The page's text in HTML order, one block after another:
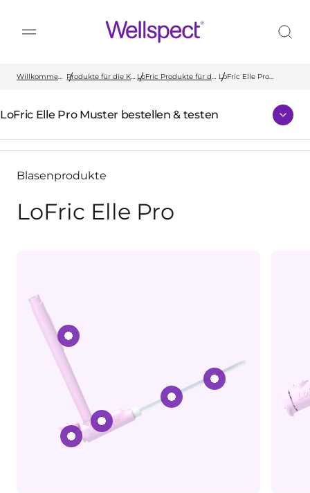
Wellspect
Willkommen bei Wellspect Produkte für die Kontinenzversorgung LoFric Produkte für das Blasenmanagement LoFric Elle Pro
LoFric Elle Pro Muster bestellen & testen
Blasenprodukte
LoFric Elle Pro
L-förmiger Griff
Glatte und